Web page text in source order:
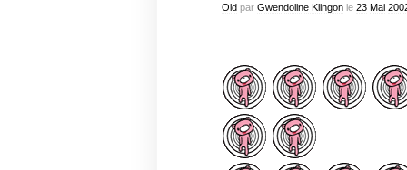
Oldpar Gwendoline Klingonle 23 Mai